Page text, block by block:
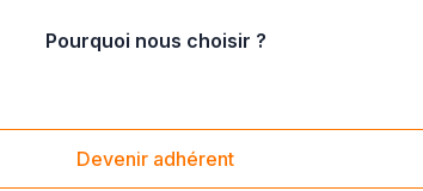
Pourquoi nous choisir ?
Devenir adhérent
travaux de plâtrerie ? La solution Plus que